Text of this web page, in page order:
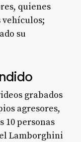
quienes
vehículos;
su
grabados
agresores,
10 personas
Lamborghini